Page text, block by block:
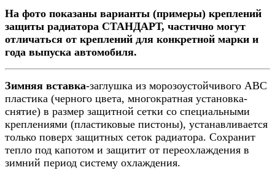
На фото показаны варианты (примеры) креплений
защиты радиатора СТАНДАРТ, частично могут
отличаться от креплений для конкретной марки и
года выпуска автомобиля.​
Зимняя вставка-заглушка из морозоустойчивого АВС
пластика (черного цвета, многократная установка-
снятие) в размер защитной сетки со специальными
креплениями (пластиковые пистоны), устанавливается
только поверх защитных сеток радиатора. Сохранит
тепло под капотом и защитит от переохлаждения в
зимний период систему охлаждения.